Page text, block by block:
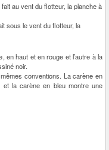
au vent du flotteur, la planche à
sous le vent du flotteur, la
en haut et en rouge et l’autre à la
noir.
conventions. La carène en
la carène en bleu montre une